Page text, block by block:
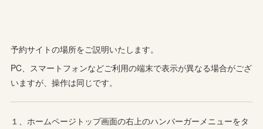
予約サイトの場所をご説明いたします。
PC、スマートフォンなどご利用の端末で表示が異なる場合がござ
いますが、操作は同じです。
１、ホームページトップ画面の右上のハンバーガーメニューをタ